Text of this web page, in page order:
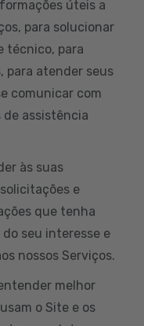
úteis a
para solucionar
técnico, para
para atender seus
comunicar com
de assistência
às suas
e
que tenha
seu interesse e
nossos Serviços.
melhor
o Site e os